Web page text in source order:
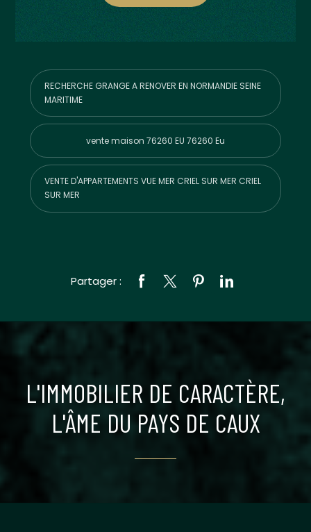
RECHERCHE GRANGE A RENOVER EN NORMANDIE SEINE
MARITIME
vente maison 76260 EU 76260 Eu
VENTE D'APPARTEMENTS VUE MER CRIEL SUR MER CRIEL
SUR MER
Partager :
L'IMMOBILIER DE CARACTÈRE,
L'ÂME DU PAYS DE CAUX